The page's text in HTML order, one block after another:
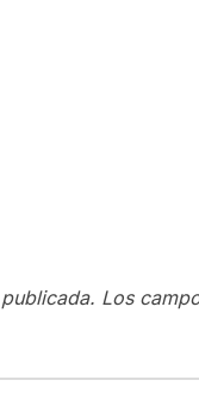
Los